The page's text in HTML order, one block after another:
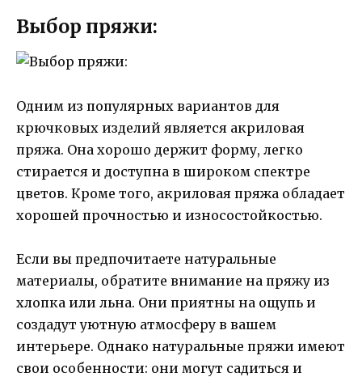
Выбор пряжи:
Одним из популярных вариантов для
крючковых изделий является акриловая
пряжа. Она хорошо держит форму, легко
стирается и доступна в широком спектре
цветов. Кроме того, акриловая пряжа обладает
хорошей прочностью и износостойкостью.
Если вы предпочитаете натуральные
материалы, обратите внимание на пряжу из
хлопка или льна. Они приятны на ощупь и
создадут уютную атмосферу в вашем
интерьере. Однако натуральные пряжи имеют
свои особенности: они могут садиться и